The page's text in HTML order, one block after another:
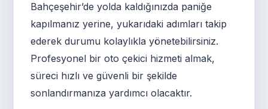
Bahçeşehir’de yolda kaldığınızda paniğe
kapılmanız yerine, yukarıdaki adımları takip
ederek durumu kolaylıkla yönetebilirsiniz.
Profesyonel bir oto çekici hizmeti almak,
süreci hızlı ve güvenli bir şekilde
sonlandırmanıza yardımcı olacaktır.